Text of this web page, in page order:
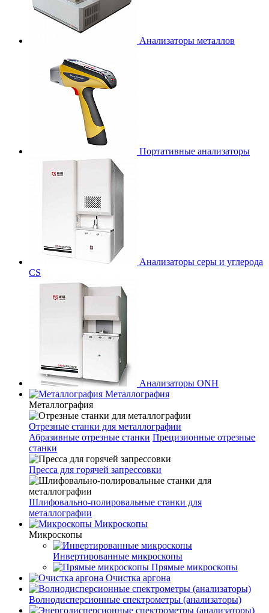
Анализаторы металлов
Портативные анализаторы
Анализаторы серы и углерода
CS
Анализаторы ONH
Металлография
Металлография
Отрезные станки для металлографии
Абразивные отрезные станки Прецизионные отрезные
станки
Пресса для горячей запрессовки
Шлифовально-полировальные станки для
металлографии
Микроскопы
Микроскопы
Инвертированные микроскопы
Прямые микроскопы
Очистка аргона
Волнодисперсионные спектрометры (анализаторы)